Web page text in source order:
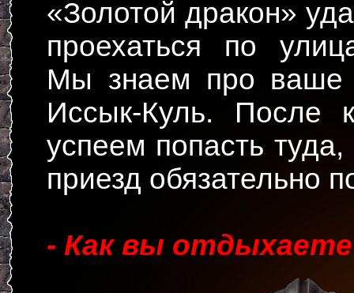
«Золотой дракон»
проехаться по
Мы знаем про ваше
Иссык-Куль. После
успеем попасть
приезд обязательно
- Как вы